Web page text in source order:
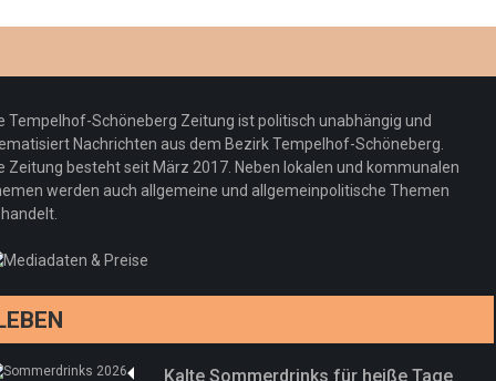
Redaktion 23. Juli 2026
Tempelhof-Schöneberg Zeitung ist politisch unabhängig und
Nachrichten aus dem Bezirk Tempelhof-Schöneberg.
Zeitung besteht seit März 2017. Neben lokalen und kommunalen
werden auch allgemeine und allgemeinpolitische Themen
Kalte Sommerdrinks für heiße Tage